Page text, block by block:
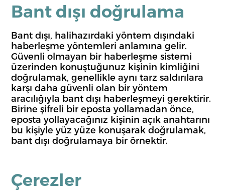
Bant dışı doğrulama
Bant dışı, halihazırdaki yöntem dışındaki
haberleşme yöntemleri anlamına gelir.
Güvenli olmayan bir haberleşme sistemi
üzerinden konuştuğunuz kişinin kimliğini
doğrulamak, genellikle aynı tarz saldırılara
karşı daha güvenli olan bir yöntem
aracılığıyla bant dışı haberleşmeyi gerektirir.
Birine şifreli bir eposta yollamadan önce,
eposta yollayacağınız kişinin açık anahtarını
bu kişiyle yüz yüze konuşarak doğrulamak,
bant dışı doğrulamaya bir örnektir.
Çerezler